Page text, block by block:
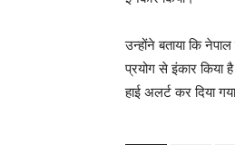
उन्होंने बताया कि
प्रयोग से इंकार किया
हाई अलर्ट कर दिया